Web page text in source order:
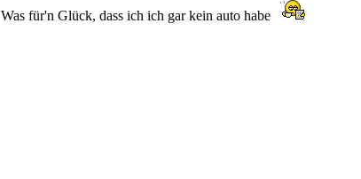
Was für'n Glück, dass ich ich gar kein auto habe